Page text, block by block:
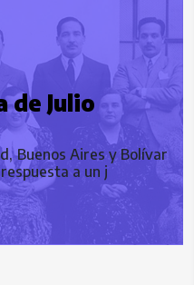
de Julio
Buenos Aires y Bolívar
a un j